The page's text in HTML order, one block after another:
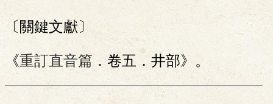
〔關鍵文獻〕
《重訂直音篇 ．卷五．井部》。